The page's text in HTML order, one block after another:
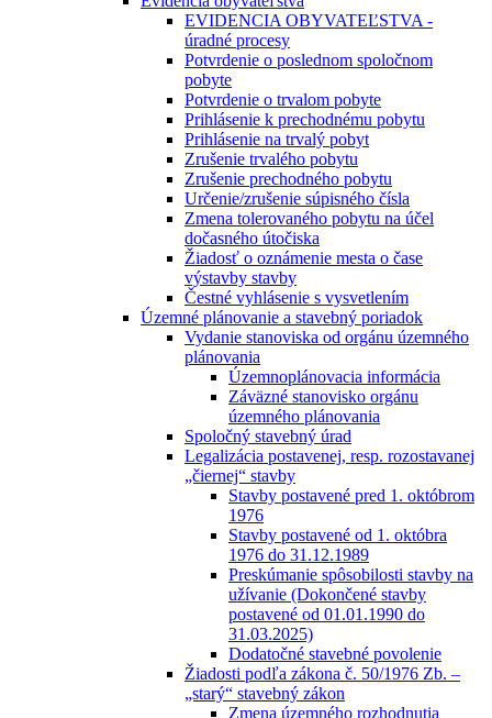
EVIDENCIA OBYVATEĽSTVA -
úradné procesy
Potvrdenie o poslednom spoločnom
pobyte
Potvrdenie o trvalom pobyte
Prihlásenie k prechodnému pobytu
Prihlásenie na trvalý pobyt
Zrušenie trvalého pobytu
Zrušenie prechodného pobytu
Určenie/zrušenie súpisného čísla
Zmena tolerovaného pobytu na účel
dočasného útočiska
Žiadosť o oznámenie mesta o čase
výstavby stavby
Čestné vyhlásenie s vysvetlením
Územné plánovanie a stavebný poriadok
Vydanie stanoviska od orgánu územného
plánovania
Územnoplánovacia informácia
Záväzné stanovisko orgánu
územného plánovania
Spoločný stavebný úrad
Legalizácia postavenej, resp. rozostavanej
„čiernej“ stavby
Stavby postavené pred 1. októbrom
1976
Stavby postavené od 1. októbra
1976 do 31.12.1989
Preskúmanie spôsobilosti stavby na
užívanie (Dokončené stavby
postavené od 01.01.1990 do
31.03.2025)
Dodatočné stavebné povolenie
Žiadosti podľa zákona č. 50/1976 Zb. –
„starý“ stavebný zákon
Zmena územného rozhodnutia